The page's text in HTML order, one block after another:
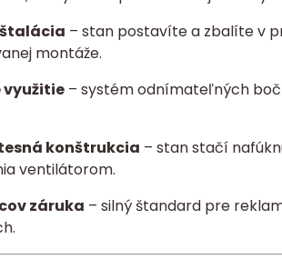
– stan postavíte a zbalíte v
montáže.
využitie– systém odnímateľných
konštrukcia – stan stačí
ventilátorom.
záruka – silný štandard pre